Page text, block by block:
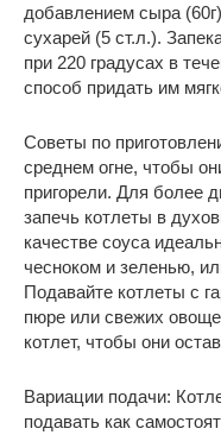
добавлением сыра
сухарей (5 ст.л.).
при 220 градусах в
способ придать им
Советы по
среднем огне, чтобы
пригорели. Для более
запечь котлеты в
качестве соуса
чесноком и зеленью,
Подавайте котлеты с
пюре или свежих
котлет, чтобы они
Вариации подачи:
подавать как